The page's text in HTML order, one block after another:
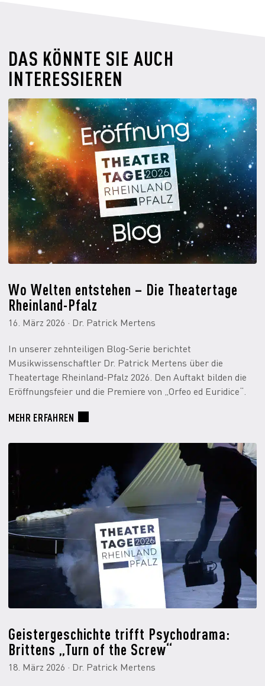
DAS KÖNNTE SIE AUCH
INTERESSIEREN
Wo Welten entstehen – Die Theatertage
Rheinland-Pfalz
16. März 2026 · Dr. Patrick Mertens
In unserer zehnteiligen Blog-Serie berichtet
Musikwissenschaftler Dr. Patrick Mertens über die
Theatertage Rheinland-Pfalz 2026. Den Auftakt bilden die
Eröffnungsfeier und die Premiere von „Orfeo ed Euridice“.
MEHR ERFAHREN
Geistergeschichte trifft Psychodrama:
Brittens „Turn of the Screw“
18. März 2026 · Dr. Patrick Mertens